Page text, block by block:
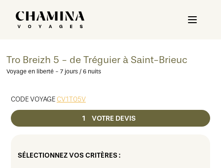
Tro Breizh 5 - de Tréguier à Saint-Brieuc
Voyage en liberté - 7 jours / 6 nuits
CODE VOYAGE CV1T05V
1 VOTRE DEVIS
SÉLECTIONNEZ VOS CRITÈRES :